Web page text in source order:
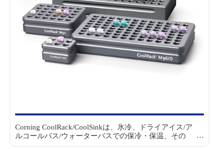
Corning CoolRack/CoolSinkは、氷冷、ドライアイス/ア
ルコールバス/ウォーターバスでの保冷・保温、その
他、直置きしたチューブ、プレートやウェルの保冷・